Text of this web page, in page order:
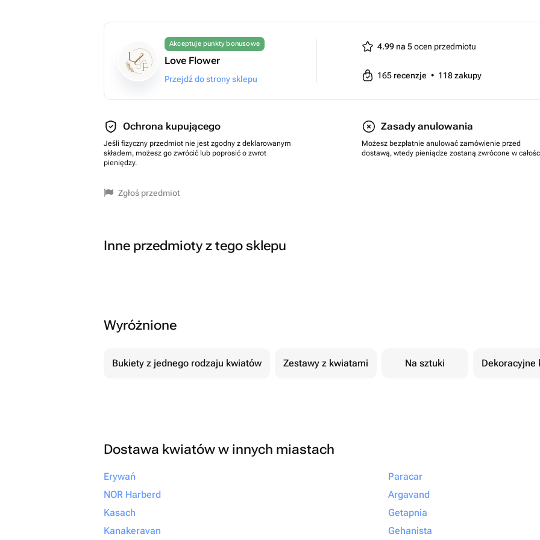
Akceptuje punkty bonusowe
Love Flower
Przejdź do strony sklepu
4.99 na 5ocen przedmiotu
165 recenzje • 118zakupy
Ochrona kupującego
Jeśli fizyczny przedmiot nie jest zgodny z deklarowanym
składem, możesz go zwrócić lub poprosić o zwrot
pieniędzy.
Zasady anulowania
Możesz bezpłatnie anulować zamówienie przed
dostawą, wtedy pieniądze zostaną zwrócone w
Zgłoś przedmiot
Inne przedmioty z tego sklepu
Wyróżnione
Bukiety z jednego rodzaju kwiatów Zestawy z kwiatami Na sztuki Dekoracyjne
Dostawa kwiatów w innych miastach
Erywań
NOR Harberd
Kasach
Kanakeravan
Paracar
Argavand
Getapnia
Gehanista